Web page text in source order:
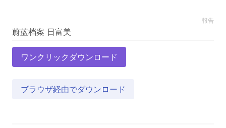
報告
ワンクリックダウンロード
ブラウザ経由でダウンロード